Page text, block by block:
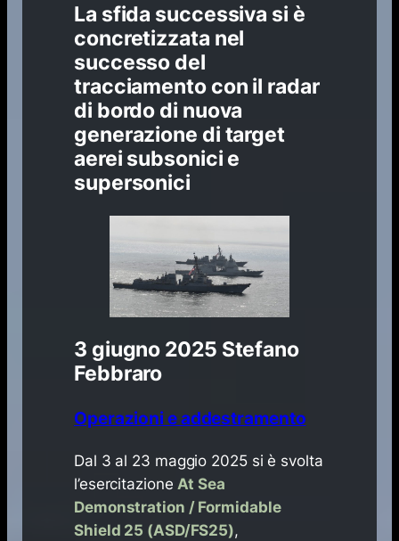
La sfida successiva si è
concretizzata nel
successo del
tracciamento con il radar
di bordo di nuova
generazione di target
aerei subsonici e
supersonici
3 giugno 2025 Stefano
Febbraro
Operazioni e addestramento
​Dal 3 al 23 maggio 2025 si è svolta
l’esercitazioneAt Sea
Demonstration / Formidable
Shield 25 (ASD/FS25),